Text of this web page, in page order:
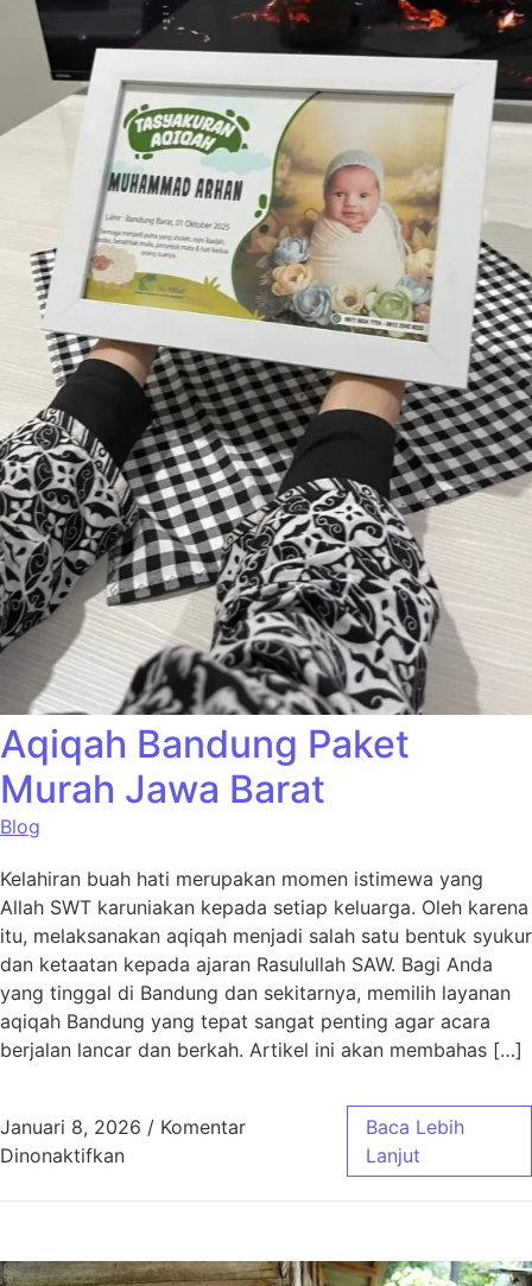
Aqiqah Bandung Paket
Murah Jawa Barat
Blog
Kelahiran buah hati merupakan momen istimewa yang
Allah SWT karuniakan kepada setiap keluarga. Oleh karena
itu, melaksanakan aqiqah menjadi salah satu bentuk syukur
dan ketaatan kepada ajaran Rasulullah SAW. Bagi Anda
yang tinggal di Bandung dan sekitarnya, memilih layanan
aqiqah Bandung yang tepat sangat penting agar acara
berjalan lancar dan berkah. Artikel ini akan membahas […]
Januari 8, 2026 / Komentar
Dinonaktifkanpada Aqiqah Bandung Paket Murah Jawa
Baca Lebih
Lanjut